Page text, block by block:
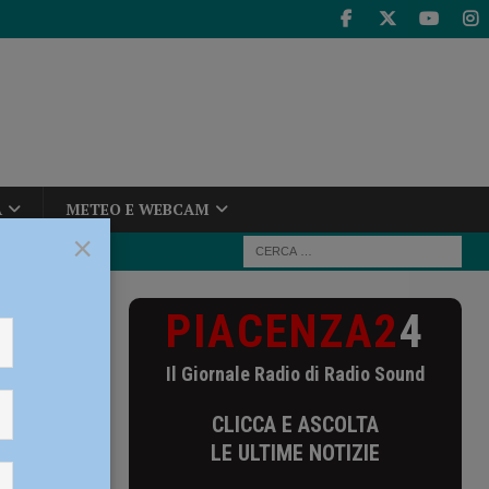
METEO E WEBCAM
e
PIACENZA24
Il Giornale Radio di Radio Sound
CLICCA E ASCOLTA
LE ULTIME NOTIZIE
×